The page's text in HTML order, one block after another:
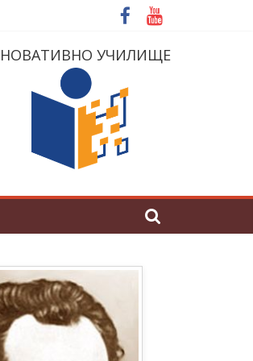
УЧИЛИЩЕ